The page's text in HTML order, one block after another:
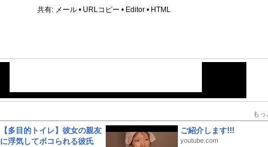
共有: メール • URLコピー • Editor • HTML
もっ
【多目的トイレ】彼女の親友
に浮気してボコられる彼氏
ご紹介します!!!
youtube.com